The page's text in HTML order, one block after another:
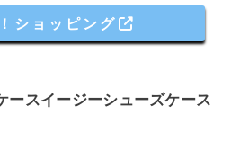
ショッピング
ースイージーシューズケース